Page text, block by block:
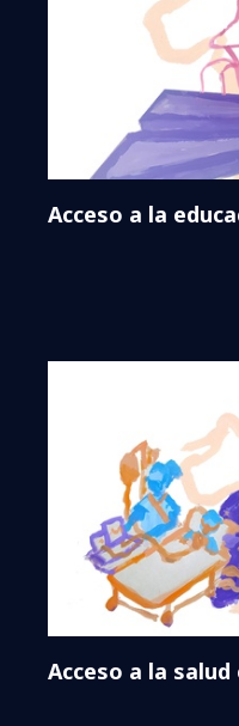
Acceso a la
Acceso a la salud